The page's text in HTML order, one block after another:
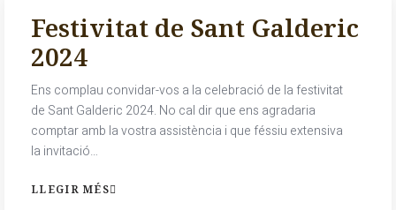
Festivitat de Sant Galderic
2024
Ens complau convidar-vos a la celebració de la festivitat
de Sant Galderic 2024. No cal dir que ens agradaria
comptar amb la vostra assistència i que féssiu extensiva
la invitació…
LLEGIR MÉS